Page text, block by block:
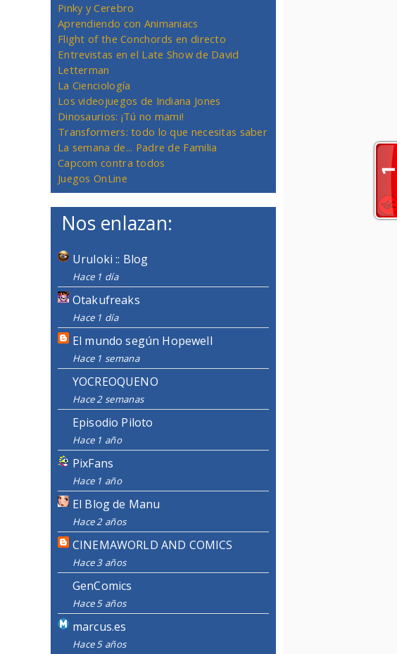
Pinky y Cerebro
Aprendiendo con Animaniacs
Flight of the Conchords en directo
Entrevistas en el Late Show de David
Letterman
La Cienciología
Los videojuegos de Indiana Jones
Dinosaurios: ¡Tú no mami!
Transformers: todo lo que necesitas saber
La semana de... Padre de Familia
Capcom contra todos
Juegos OnLine
Nos enlazan:
Uruloki :: Blog
Hace 1 día
Otakufreaks
Hace 1 día
El mundo según Hopewell
Hace 1 semana
YOCREOQUENO
Hace 2 semanas
Episodio Piloto
Hace 1 año
PixFans
Hace 1 año
El Blog de Manu
Hace 2 años
CINEMAWORLD AND COMICS
Hace 3 años
GenComics
Hace 5 años
marcus.es
Hace 5 años